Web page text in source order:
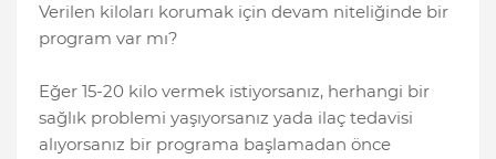
Verilen kiloları korumak için devam niteliğinde bir
program var mı?
Eğer 15-20 kilo vermek istiyorsanız, herhangi bir
sağlık problemi yaşıyorsanız yada ilaç tedavisi
alıyorsanız bir programa başlamadan önce